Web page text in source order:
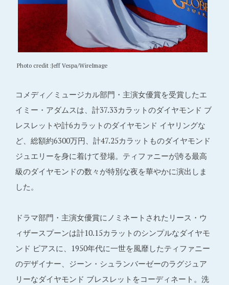
Photo credit :Jeff Vespa/WireImage
コメディ／ミュージカル部門・主演女優賞を受賞したエ
イミー・アダムスは、計37.33カラットのダイヤモンド ブ
レスレットや計6カラットのダイヤモンド イヤリングな
ど、総額約6300万円、計47.25カラットものダイヤモンド
ジュエリーを身に着けて登場。ティファニーが誇る最高
級のダイヤモンドの数々が特別な夜を華やかに演出しま
した。
ドラマ部門・主演女優賞にノミネートされたリース・ウ
ィザースプーンは計10.15カラットのシンプルなダイヤモ
ンド ピアスに、1950年代に一世を風靡したティファニー
のデザイナー、ジーン・シュランバーゼーのラグジュア
リーなダイヤモンド ブレスレットをコーディネート。洗